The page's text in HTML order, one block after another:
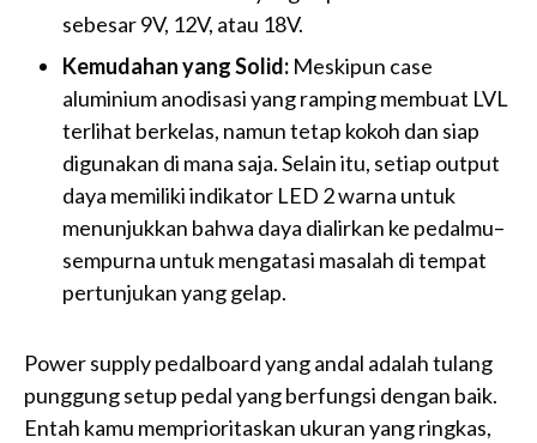
sebesar 9V, 12V, atau 18V.
Kemudahan yang Solid: Meskipun case
aluminium anodisasi yang ramping membuat LVL
terlihat berkelas, namun tetap kokoh dan siap
digunakan di mana saja. Selain itu, setiap output
daya memiliki indikator LED 2 warna untuk
menunjukkan bahwa daya dialirkan ke pedalmu–
sempurna untuk mengatasi masalah di tempat
pertunjukan yang gelap.
Power supply pedalboard yang andal adalah tulang
punggung setup pedal yang berfungsi dengan baik.
Entah kamu memprioritaskan ukuran yang ringkas,